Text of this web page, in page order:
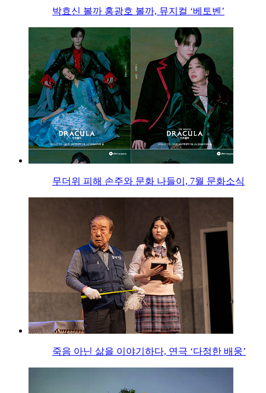
박효신 볼까 홍광호 볼까, 뮤지컬 ‘베토벤’
무더위 피해 손주와 문화 나들이, 7월 문화소식
죽음 아닌 삶을 이야기하다, 연극 ‘다정한 배웅’